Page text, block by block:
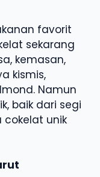
favorit
sekarang
kemasan,
kismis,
Namun
baik dari segi
cokelat unik